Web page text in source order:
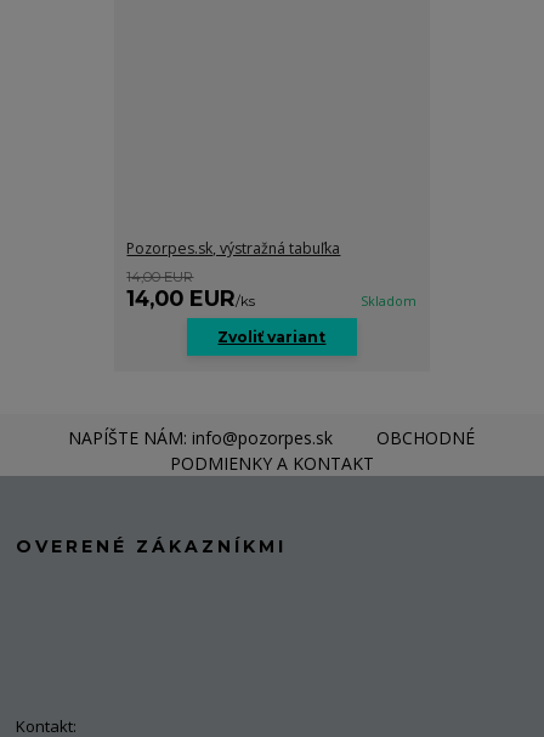
Pozorpes.sk, výstražná tabuľka
14,00 EUR
14,00 EUR/ks Skladom
Zvoliť variant
NAPÍŠTE NÁM: info@pozorpes.sk
OBCHODNÉ
PODMIENKY A KONTAKT
OVERENÉ ZÁKAZNÍKMI
Kontakt: